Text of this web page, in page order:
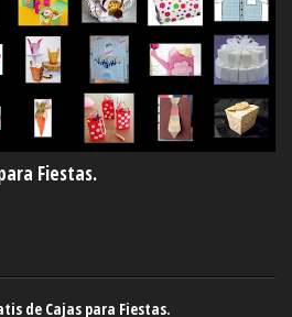
Fiestas.
de Cajas para Fiestas.